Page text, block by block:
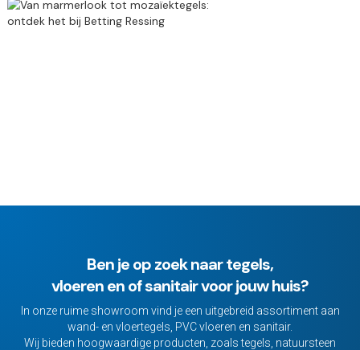
Ben je op zoek naar tegels,
vloeren en of sanitair voor jouw huis?
In onze ruime showroom vind je een uitgebreid assortiment aan
wand- en vloertegels, PVC vloeren en sanitair.
Wij bieden hoogwaardige producten, zoals tegels, natuursteen